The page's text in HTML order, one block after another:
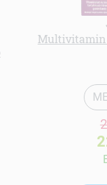
Multivitamin